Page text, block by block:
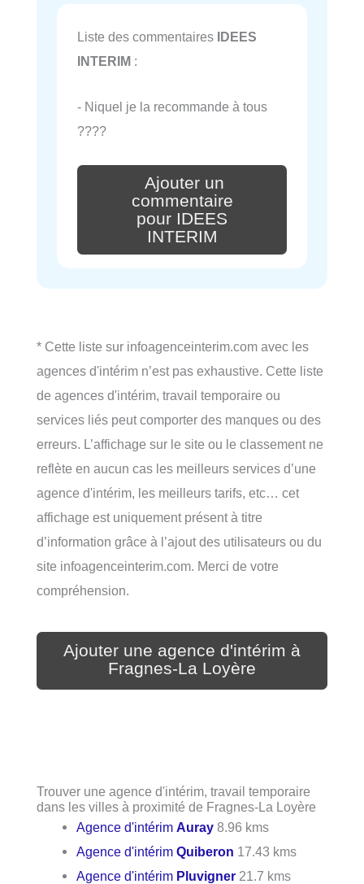
Liste des commentaires IDEES
INTERIM :
- Niquel je la recommande à tous
????
Ajouter un
commentaire
pour IDEES
INTERIM
* Cette liste sur infoagenceinterim.com avec les
agences d'intérim n’est pas exhaustive. Cette liste
de agences d'intérim, travail temporaire ou
services liés peut comporter des manques ou des
erreurs. L’affichage sur le site ou le classement ne
reflète en aucun cas les meilleurs services d’une
agence d'intérim, les meilleurs tarifs, etc… cet
affichage est uniquement présent à titre
d’information grâce à l’ajout des utilisateurs ou du
site infoagenceinterim.com. Merci de votre
compréhension.
Ajouter une agence d'intérim à
Fragnes-La Loyère
Trouver une agence d'intérim, travail temporaire
dans les villes à proximité de Fragnes-La Loyère
Agence d'intérimAuray 8.96 kms
Agence d'intérimQuiberon 17.43 kms
Agence d'intérim Pluvigner 21.7 kms